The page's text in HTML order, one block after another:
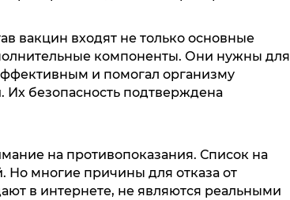
вакцин входят не только основные
компоненты. Они нужны для
и помогал организму
Их безопасность подтверждена
на противопоказания. Список на
многие причины для отказа от
в интернете, не являются реальными